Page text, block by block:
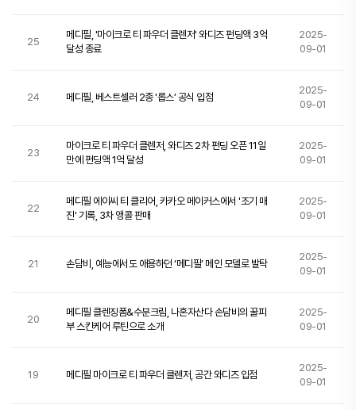
25
메디필, '마이크로 티 파우더 클렌저' 와디즈 펀딩액 3억
달성 종료
2025-
09-01
24 메디필, 베스트셀러 2종 '롭스’ 공식 입점
2025-
09-01
23
마이크로 티 파우더 클렌저, 와디즈 2차 펀딩 오픈 11일
만에 펀딩액 1억 달성
2025-
09-01
22
메디필 에이씨 티 클리어, 카카오 메이커스에서 '조기 매
진' 기록, 3차 앵콜 판매
2025-
09-01
21 손담비, 예능에서도 애용하던 ‘메디필’ 메인 모델로 발탁
2025-
09-01
20
메디필 클렌징폼&수분크림, 나혼자산다 손담비의 꿀피
부 스킨케어 루틴으로 소개
2025-
09-01
19 메디필 마이크로 티 파우더 클렌저, 공간 와디즈 입점
2025-
09-01